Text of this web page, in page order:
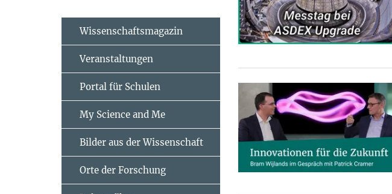
Wissenschaftsmagazin
Veranstaltungen
Portal für Schulen
My Science and Me
Bilder aus der Wissenschaft
Orte der Forschung